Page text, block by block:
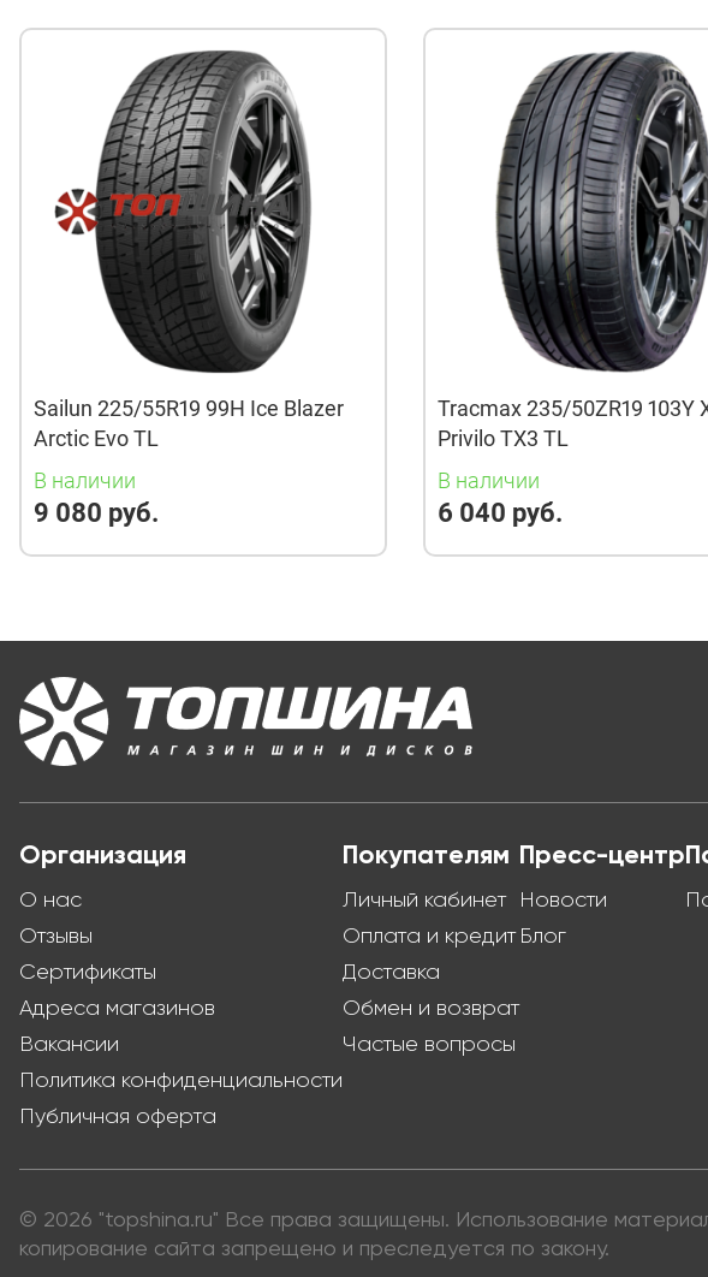
Sailun 225/55R19 99H Ice Blazer
Arctic Evo TL
В наличии
9 080 руб.
Tracmax 235/50ZR19 103Y
Privilo TX3 TL
В наличии
6 040 руб.
Организация
О нас
Отзывы
Сертификаты
Адреса магазинов
Вакансии
Политика конфиденциальности
Публичная оферта
Покупателям
Личный кабинет
Оплата и кредит
Доставка
Обмен и возврат
Частые вопросы
Пресс-центр
Новости
Блог
© 2026 "topshina.ru" Все права защищены. Использование
копирование сайта запрещено и преследуется по закону.